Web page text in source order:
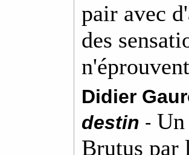
pair avec
des
Didier
destin - Un
Brutus par